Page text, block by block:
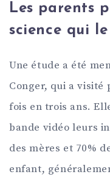
Les parents
science qui
Une étude a été
Conger, qui a visité
fois en trois ans.
bande vidéo leurs
des mères et 70%
enfant,